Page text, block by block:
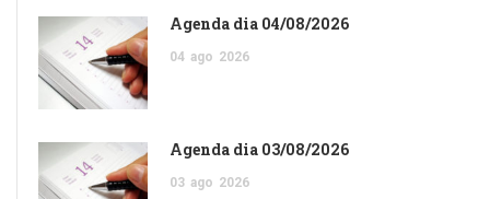
Agenda dia 04/08/2026
04 ago 2026
Agenda dia 03/08/2026
03 ago 2026